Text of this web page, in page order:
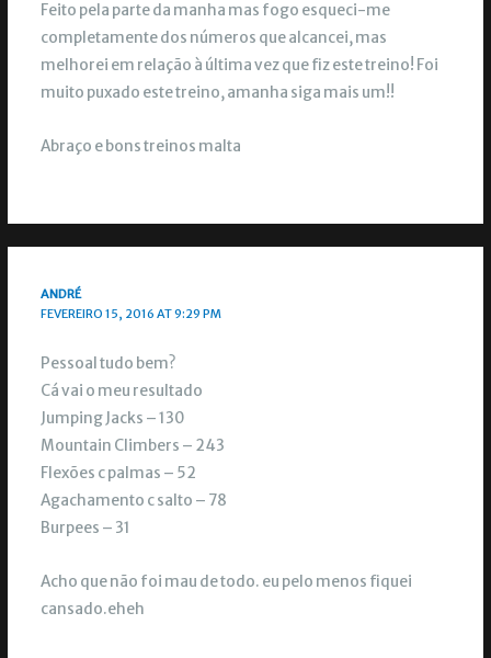
Feito pela parte da manha mas fogo esqueci-me
completamente dos números que alcancei, mas
melhorei em relação à última vez que fiz este treino! Foi
muito puxado este treino, amanha siga mais um!!
Abraço e bons treinos malta
ANDRÉ
FEVEREIRO 15, 2016 AT 9:29 PM
Pessoal tudo bem?
Cá vai o meu resultado
Jumping Jacks – 130
Mountain Climbers – 243
Flexões c palmas – 52
Agachamento c salto – 78
Burpees – 31
Acho que não foi mau de todo. eu pelo menos fiquei
cansado.eheh